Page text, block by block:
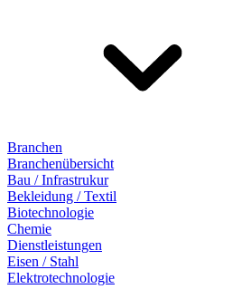
Branchen
Branchenübersicht
Bau / Infrastrukur
Bekleidung / Textil
Biotechnologie
Chemie
Dienstleistungen
Eisen / Stahl
Elektrotechnologie